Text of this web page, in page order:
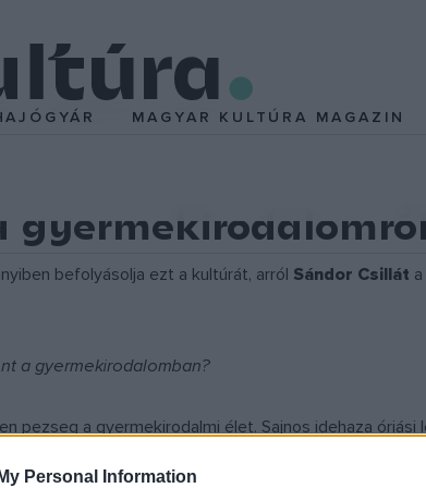
Personal Information
MAGYAR KULTÚRA MAGAZIN
gyermekirodalomról
befolyásolja ezt a kultúrát, arról Sándor Csillát
a gyermekirodalomban?
pezseg a gyermekirodalmi élet. Sajnos idehaza óriási
amelyek élőbbé, izgalmassá, érdekessé,